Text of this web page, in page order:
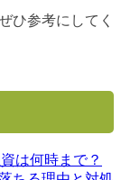
ひ参考にしてく
は何時まで？